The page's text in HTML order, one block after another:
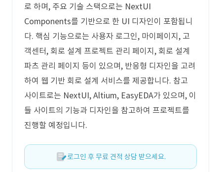
로 하며, 주요 기술 스택으로는 NextUI
Components를 기반으로 한 UI 디자인이 포함됩니
다. 핵심 기능으로는 사용자 로그인, 마이페이지, 고
객센터, 회로 설계 프로젝트 관리 페이지, 회로 설계
파츠 관리 페이지 등이 있으며, 반응형 디자인을 고려
하여 웹 기반 회로 설계 서비스를 제공합니다. 참고
사이트로는 NextUI, Altium, EasyEDA가 있으며, 이
들 사이트의 기능과 디자인을 참고하여 프로젝트를
진행할 예정입니다.
로그인 후 무료 견적 상담 받으세요.